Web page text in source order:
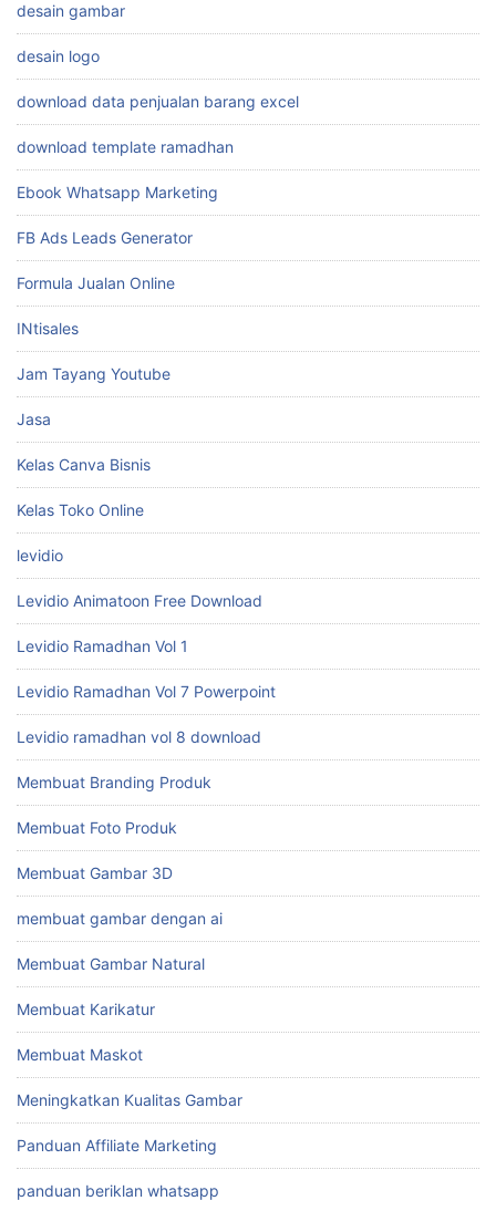
cara wa anti banned
ChatWAGPT
Desain Animatoon
desain gambar
desain logo
download data penjualan barang excel
download template ramadhan
Ebook Whatsapp Marketing
FB Ads Leads Generator
Formula Jualan Online
INtisales
Jam Tayang Youtube
Jasa
Kelas Canva Bisnis
Kelas Toko Online
levidio
Levidio Animatoon Free Download
Levidio Ramadhan Vol 1
Levidio Ramadhan Vol 7 Powerpoint
Levidio ramadhan vol 8 download
Membuat Branding Produk
Membuat Foto Produk
Membuat Gambar 3D
membuat gambar dengan ai
Membuat Gambar Natural
Membuat Karikatur
Membuat Maskot